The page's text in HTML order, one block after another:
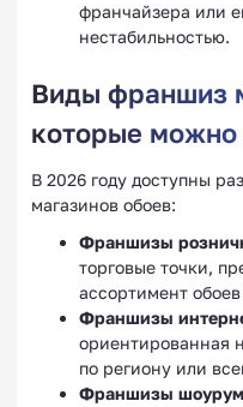
франчайзера или
нестабильностью.
Виды франшиз
которые можно
В 2026 году доступны
магазинов обоев:
Франшизы
торговые точки,
ассортимент
Франшизы
ориентированная
по региону или
Франшизы